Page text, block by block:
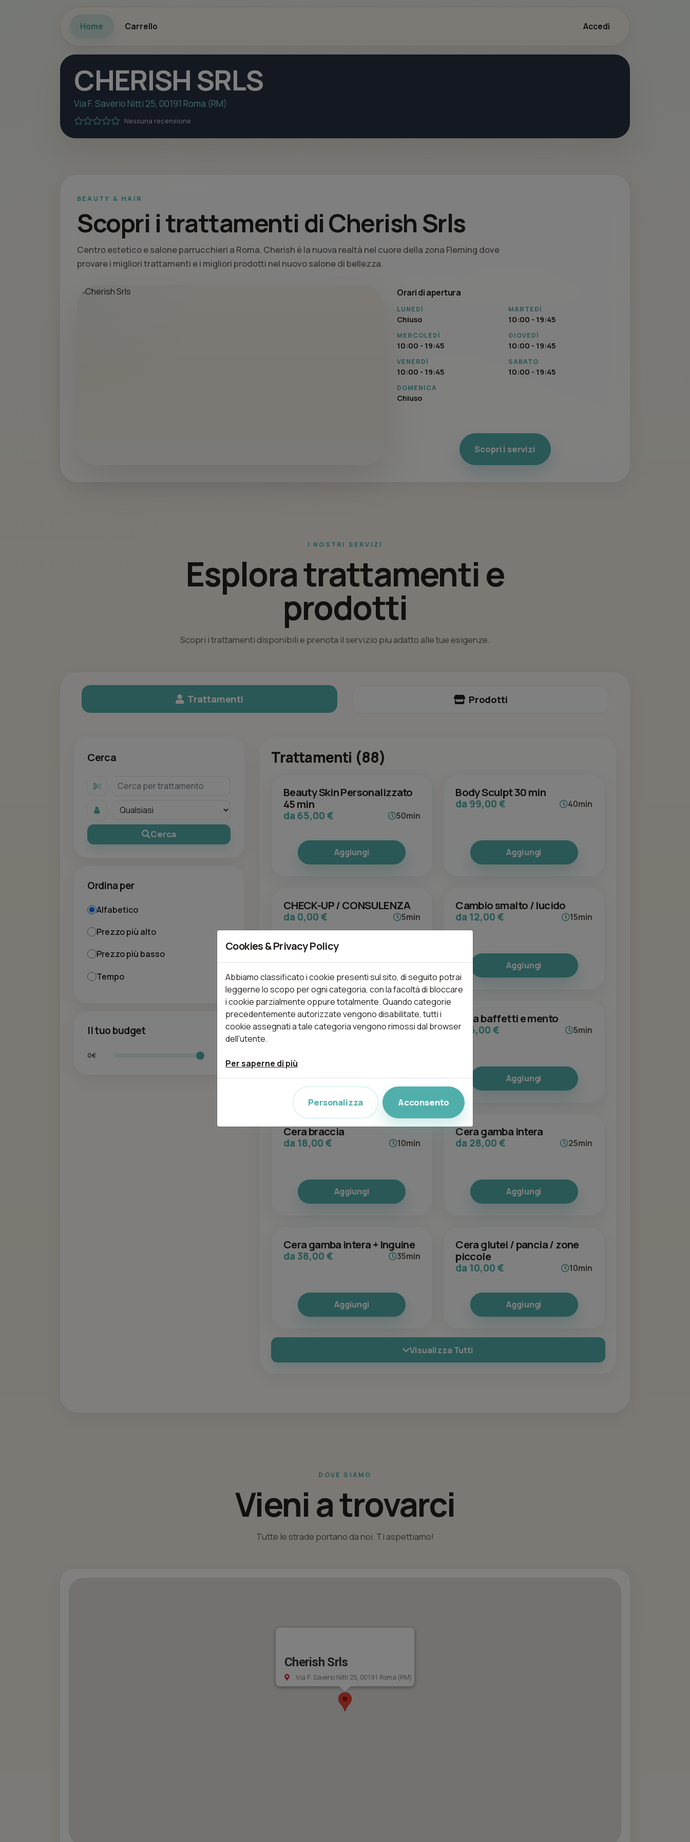
Home Carrello Accedi
CHERISH SRLS
Via F. Saverio Nitti 25, 00191 Roma (RM)
Nessuna recensione
BEAUTY & HAIR
Scopri i trattamenti di Cherish Srls
Centro estetico e salone parrucchieri a Roma. Cherish è la nuova realtà nel cuore della zona Fleming dove
provare i migliori trattamenti e i migliori prodotti nel nuovo salone di bellezza.
Orari di apertura
LUNEDÌ
Chiuso
MARTEDÌ
10:00 - 19:45
MERCOLEDÌ
10:00 - 19:45
GIOVEDÌ
10:00 - 19:45
VENERDÌ
10:00 - 19:45
SABATO
10:00 - 19:45
DOMENICA
Chiuso
Scopri i servizi
I NOSTRI SERVIZI
Esplora trattamenti e
prodotti
Scopri i trattamenti disponibili e prenota il servizio piu adatto alle tue esigenze.
Trattamenti Prodotti
Cerca
Cerca
Ordina per
Alfabetico
Prezzo più alto
Prezzo più basso
Tempo
Il tuo budget
0€
Trattamenti (88)
Beauty Skin Personalizzato
45 min
da 65,00 € 50min
Aggiungi
Body Sculpt 30 min
da 99,00 € 40min
Aggiungi
CHECK-UP / CONSULENZA
da 0,00 € 5min
Aggiungi
Cambio smalto / lucido
da 12,00 € 15min
Aggiungi
Cera ascelle
da 10,00 € 10min
Aggiungi
Cera baffetti e mento
da 6,00 € 5min
Aggiungi
Cera braccia
da 18,00 € 10min
Aggiungi
Cera gamba intera
da 28,00 € 25min
Aggiungi
Cera gamba intera + Inguine
da 38,00 € 35min
Aggiungi
Cera glutei / pancia / zone
piccole
da 10,00 € 10min
Aggiungi
Visualizza Tutti
DOVE SIAMO
Vieni a trovarci
Tutte le strade portano da noi. Ti aspettiamo!
Cherish Srls
Via F. Saverio Nitti 25, 00191 Roma (RM)
Cookies & Privacy Policy
Abbiamo classificato i cookie presenti sul sito, di seguito potrai
leggerne lo scopo per ogni categoria, con la facoltà di bloccare
i cookie parzialmente oppure totalmente. Quando categorie
precedentemente autorizzate vengono disabilitate, tutti i
cookie assegnati a tale categoria vengono rimossi dal browser
dell'utente.
Per saperne di più
Personalizza Acconsento